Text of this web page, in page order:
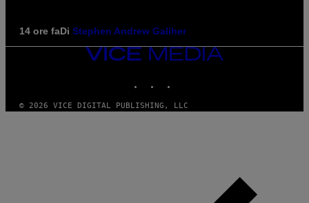
14 ore faDi Stephen Andrew Galiher
VICE
© 2026 VICE DIGITAL PUBLISHING, LLC